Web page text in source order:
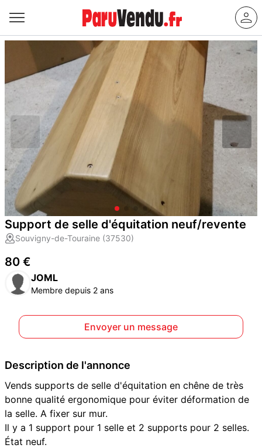
Support de selle d'équitation neuf/revente
Souvigny-de-Touraine (37530)
80 €
JOML
Membre depuis 2 ans
Envoyer un message
Description de l'annonce
Vends supports de selle d'équitation en chêne de très
bonne qualité ergonomique pour éviter déformation de
la selle. A fixer sur mur.
Il y a 1 support pour 1 selle et 2 supports pour 2 selles.
État neuf.